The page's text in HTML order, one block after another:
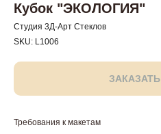
Кубок "ЭКОЛОГИЯ"
Студия 3Д-Арт Стеклов
SKU: L1006
ЗАКАЗАТЬ
Требования к макетам